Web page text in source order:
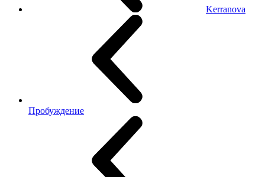
Kerranova
Пробуждение